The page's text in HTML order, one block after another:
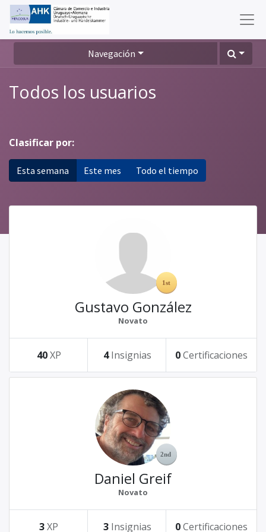
Navegación
Todos los usuarios
Clasificar por:
Esta semana Este mes Todo el tiempo
Gustavo González
Novato
40 XP 4 Insignias 0Certificaciones
Daniel Greif
Novato
3XP 3 Insignias 0Certificaciones